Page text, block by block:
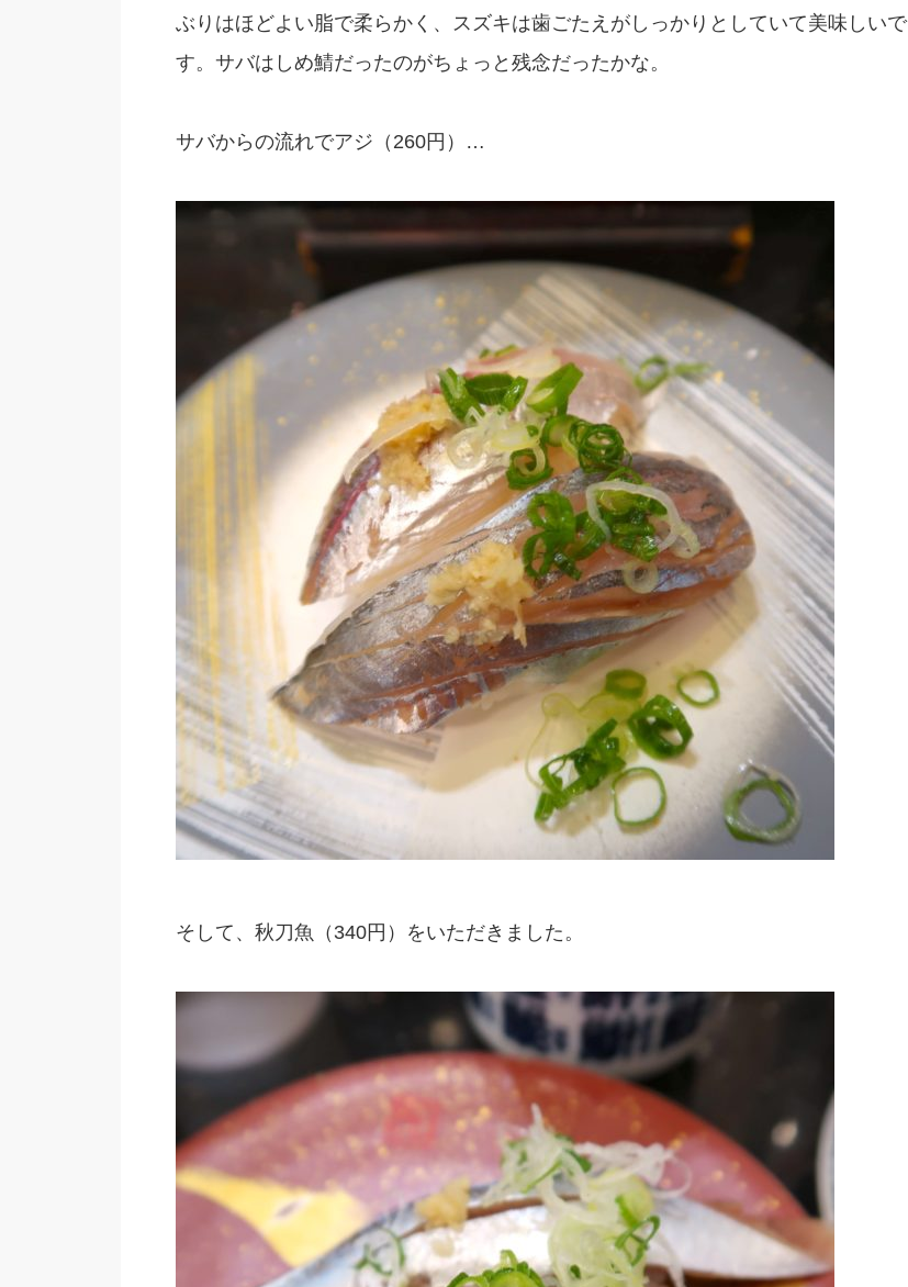
ぶりはほどよい脂で柔らかく、スズキは歯ごたえがしっかりとしていて美味しいで
す。サバはしめ鯖だったのがちょっと残念だったかな。
サバからの流れでアジ（260円）…
そして、秋刀魚（340円）をいただきました。